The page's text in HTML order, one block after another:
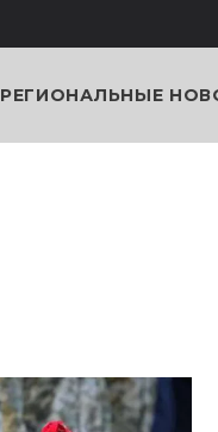
РЕГИОНАЛЬНЫЕ